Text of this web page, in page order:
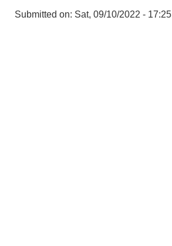
Submitted on: Sat, 09/10/2022 - 17:25